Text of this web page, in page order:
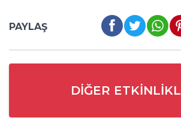
PAYLAŞ
DIĞER